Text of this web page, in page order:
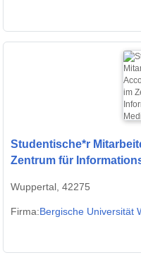
Studentische*r
Zentrum für
Wuppertal, 42275
Firma:Bergische Universität